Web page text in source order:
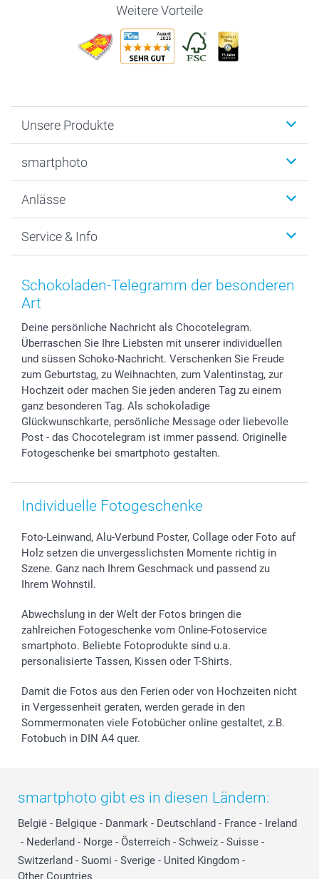
Weitere Vorteile
Unsere Produkte
Fotogeschenke
MyNameBook
Fotoabzüge, Fotos als Buch & Poster
Zubehör & Material
Foto-Kalender & Agenden
Geschenk-Gutscheine (PDF)
smartphoto
Warum smartphoto
Datenschutz
AGB
Impressum
Partnerprogramme
Investor Relations
B2B smartbusiness
Widerrufsrecht
Anlässe
Neujahr
Muttertag
Vatertag
Hochzeit
Geburtstag
Geburt
Zu allen Anlässen
Service & Info
Preise und Versandkosten
Lieferfristen
Zahlungsmöglichkeiten
Anmelden /Registrieren
Sitemap
Status der Bestellung
smartfriends
smartgarantie
smartbonus
Schokoladen-Telegramm der besonderen
Art
Deine persönliche Nachricht als Chocotelegram.
Überraschen Sie Ihre Liebsten mit unserer individuellen
und süssen Schoko-Nachricht. Verschenken Sie Freude
zum Geburtstag, zu Weihnachten, zum Valentinstag, zur
Hochzeit oder machen Sie jeden anderen Tag zu einem
ganz besonderen Tag. Als schokoladige
Glückwunschkarte, persönliche Message oder liebevolle
Post - das Chocotelegram ist immer passend. Originelle
Fotogeschenke bei smartphoto gestalten.
Individuelle Fotogeschenke
Foto-Leinwand, Alu-Verbund Poster, Collage oder Foto auf
Holz setzen die unvergesslichsten Momente richtig in
Szene. Ganz nach Ihrem Geschmack und passend zu
Ihrem Wohnstil.
Abwechslung in der Welt der Fotos bringen die
zahlreichen Fotogeschenke vom Online-Fotoservice
smartphoto. Beliebte Fotoprodukte sind u.a.
personalisierte Tassen, Kissen oder T-Shirts.
Damit die Fotos aus den Ferien oder von Hochzeiten nicht
in Vergessenheit geraten, werden gerade in den
Sommermonaten viele Fotobücher online gestaltet, z.B.
Fotobuch in DIN A4 quer.
smartphoto gibt es in diesen Ländern:
België - Belgique - Danmark - Deutschland - France - Ireland
- Nederland - Norge - Österreich - Schweiz - Suisse -
Switzerland - Suomi - Sverige - United Kingdom -
Other Countries